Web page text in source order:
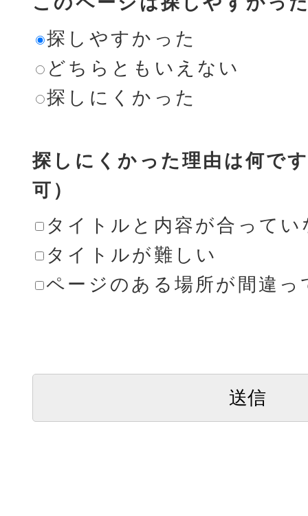
探しやすかった
どちらともいえない
探しにくかった
探しにくかった理由は何で
可）
タイトルと内容が合ってい
タイトルが難しい
ページのある場所が間違っ